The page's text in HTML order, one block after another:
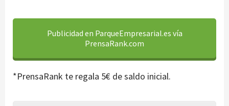
Publicidad en ParqueEmpresarial.es vía
PrensaRank.com
*PrensaRank te regala 5€ de saldo inicial.